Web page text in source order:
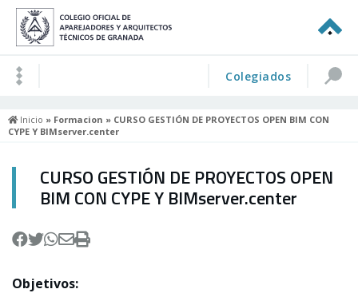
Colegiados
Inicio » Formacion » CURSO GESTIÓN DE PROYECTOS OPEN BIM CON
CYPE Y BIMserver.center
CURSO GESTIÓN DE PROYECTOS OPEN
BIM CON CYPE Y BIMserver.center
Objetivos: